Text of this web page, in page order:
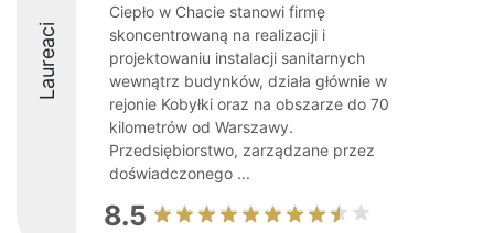
Laureaci
Ciepło w Chacie stanowi firmę
skoncentrowaną na realizacji i
projektowaniu instalacji sanitarnych
wewnątrz budynków, działa głównie w
rejonie Kobyłki oraz na obszarze do 70
kilometrów od Warszawy.
Przedsiębiorstwo, zarządzane przez
doświadczonego ...
8.5